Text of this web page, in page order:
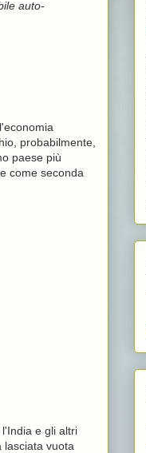
auto-
probabilmente,
paese più
come seconda
e gli altri
lasciata vuota